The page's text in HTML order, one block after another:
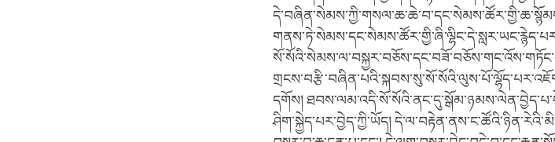
དགོས།
ཤིག་སྐྱེད་པར་བྱེད་ཀྱི་ཡོད།